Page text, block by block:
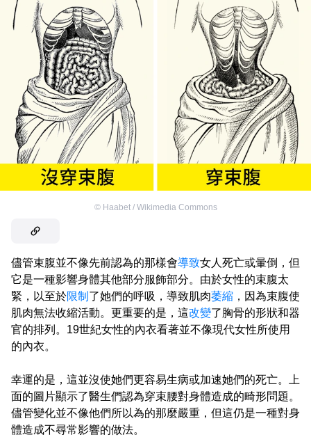
© Haabet / Wikimedia Commons
儘管束腹並不像先前認為的那樣會導致女人死亡或暈倒，但
它是一種影響身體其他部分服飾部分。由於女性的束腹太
緊，以至於限制 了她們的呼吸，導致肌肉萎縮 ，因為束腹使
肌肉無法收縮活動。更重要的是，這改變了胸骨的形狀和器
官的排列。19世紀女性的內衣看著並不像現代女性所使用
的內衣。
幸運的是，這並沒使她們更容易生病或加速她們的死亡。上
面的圖片顯示了醫生們認為穿束腰對身體造成的畸形問題。
儘管變化並不像他們所以為的那麼嚴重，但這仍是一種對身
體造成不尋常影響的做法。